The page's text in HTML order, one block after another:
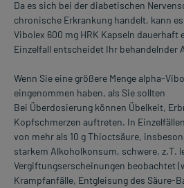
Da es sich bei der diabetischen
chronische Erkrankung handelt, kann
Vibolex 600 mg HRK Kapseln dauerhaft
Einzelfall entscheidet Ihr behandelnder
Wenn Sie eine größere Menge alpha-
eingenommen haben, als Sie sollten
Bei Überdosierung können Übelkeit,
Kopfschmerzen auftreten. In
von mehr als 10 g Thioctsäure,
starkem Alkoholkonsum, schwere, z.T.
Vergiftungserscheinungen beobachtet
Krampfanfälle, Entgleisung des Säure-